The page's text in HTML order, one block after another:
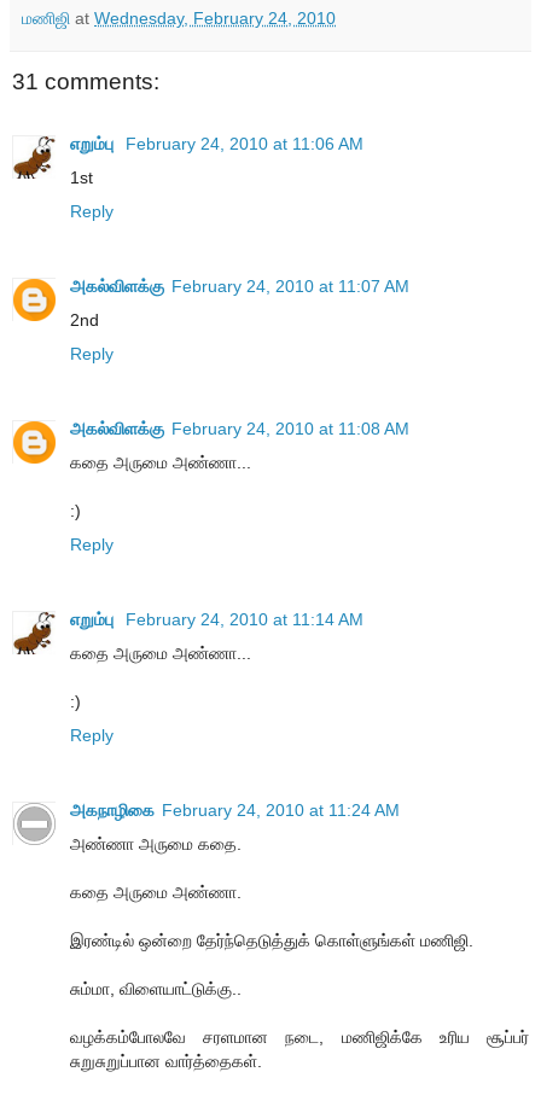
மணிஜி at Wednesday, February 24, 2010
31 comments:
எறும்பு
February 24, 2010 at 11:06 AM
1st
Reply
அகல்விளக்கு February 24, 2010 at 11:07 AM
2nd
Reply
அகல்விளக்கு February 24, 2010 at 11:08 AM
கதை அருமை அண்ணா...
:)
Reply
எறும்பு
February 24, 2010 at 11:14 AM
கதை அருமை அண்ணா...
:)
Reply
அகநாழிகை February 24, 2010 at 11:24 AM
அண்ணா அருமை கதை.
கதை அருமை அண்ணா.
இரண்டில் ஒன்றை தேர்ந்தெடுத்துக் கொள்ளுங்கள் மணிஜி.
சும்மா, விளையாட்டுக்கு..
வழக்கம்போலவே சரளமான நடை, மணிஜிக்கே உரிய சூப்பர்
சுறுசுறுப்பான வார்த்தைகள்.